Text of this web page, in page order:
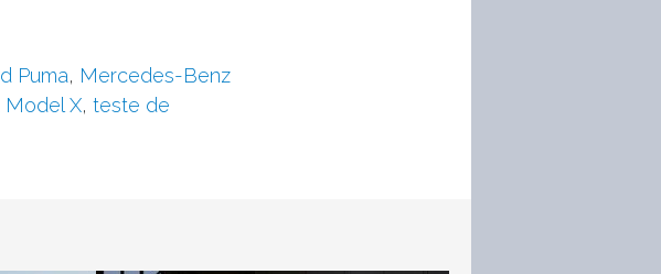
Puma, Mercedes-Benz
Model X, teste de